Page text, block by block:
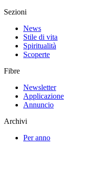
Sezioni
News
Stile di vita
Spiritualità
Scoperte
Fibre
Newsletter
Applicazione
Annuncio
Archivi
Per anno